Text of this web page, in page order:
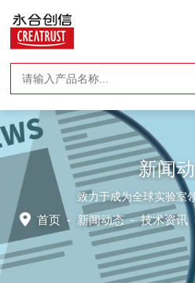
新闻
致力于成为全球实验室
首页 - 新闻动态-技术资